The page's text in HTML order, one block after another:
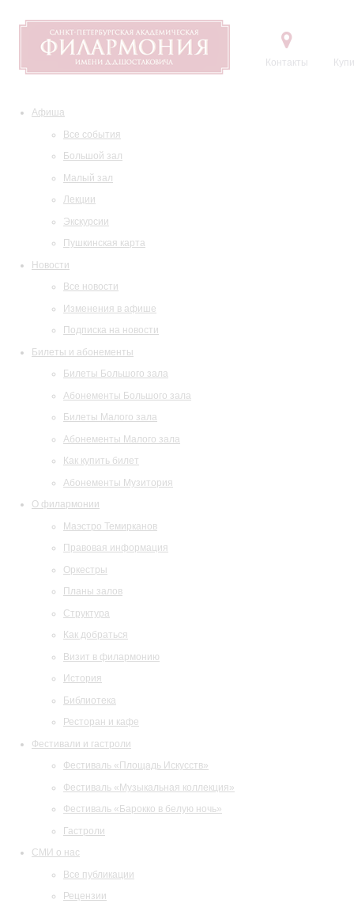
Контакты
Афиша
Все события
Большой зал
Малый зал
Лекции
Экскурсии
Пушкинская карта
Новости
Все новости
Изменения в афише
Подписка на новости
Билеты и абонементы
Билеты Большого зала
Абонементы Большого зала
Билеты Малого зала
Абонементы Малого зала
Как купить билет
Абонементы Музитория
О филармонии
Маэстро Темирканов
Правовая информация
Оркестры
Планы залов
Структура
Как добраться
Визит в филармонию
История
Библиотека
Ресторан и кафе
Фестивали и гастроли
Фестиваль «Площадь Искусств»
Фестиваль «Музыкальная коллекция»
Фестиваль «Барокко в белую ночь»
Гастроли
СМИ о нас
Все публикации
Рецензии